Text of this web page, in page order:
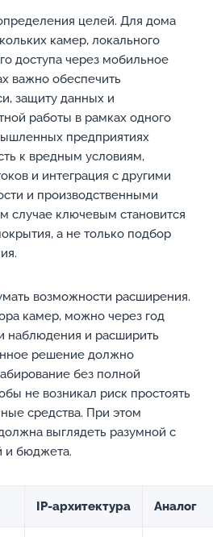
целей. Для дома
камер, локального
доступа через мобильное
важно обеспечить
защиту данных и
работы в рамках одного
предприятиях
к вредным условиям,
и интеграция с другими
и производственными
случае ключевым становится
а не только подбор
возможности расширения.
камер, можно через год
наблюдения и расширить
решение должно
без полной
не возникал риск простоять
средства. При этом
выглядеть разумной с
и бюджета.
IP-архитектура Аналог